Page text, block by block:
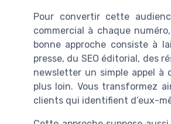
Pour convertir cette
commercial à chaque
bonne approche consiste à
presse, du SEO éditorial, des
newsletter un simple appel à
plus loin. Vous transformez
clients qui identifient d’eux-